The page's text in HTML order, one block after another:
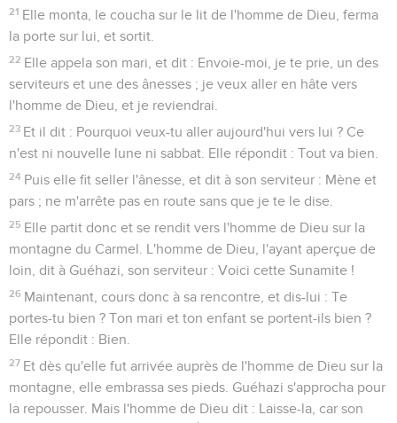
21 Elle monta, le coucha sur le lit de l'homme de Dieu, ferma
la porte sur lui, et sortit.
22 Elle appela son mari, et dit : Envoie-moi, je te prie, un des
serviteurs et une des ânesses ; je veux aller en hâte vers
l'homme de Dieu, et je reviendrai.
23 Et il dit : Pourquoi veux-tu aller aujourd'hui vers lui ? Ce
n'est ni nouvelle lune ni sabbat. Elle répondit : Tout va bien.
24 Puis elle fit seller l'ânesse, et dit à son serviteur : Mène et
pars ; ne m'arrête pas en route sans que je te le dise.
25 Elle partit donc et se rendit vers l'homme de Dieu sur la
montagne du Carmel. L'homme de Dieu, l'ayant aperçue de
loin, dit à Guéhazi, son serviteur : Voici cette Sunamite !
26 Maintenant, cours donc à sa rencontre, et dis-lui : Te
portes-tu bien ? Ton mari et ton enfant se portent-ils bien ?
Elle répondit : Bien.
27 Et dès qu'elle fut arrivée auprès de l'homme de Dieu sur la
montagne, elle embrassa ses pieds. Guéhazi s'approcha pour
la repousser. Mais l'homme de Dieu dit : Laisse-la, car son